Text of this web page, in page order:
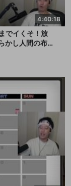
4:40:18
でイくそ！放
かし人間の布団
まずは一献い